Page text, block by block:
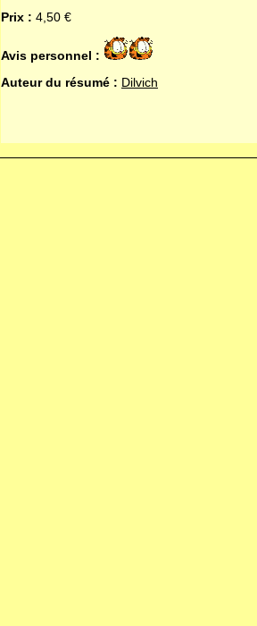
Prix : 4,50 €
Avis personnel :
Auteur du résumé : Dilvich